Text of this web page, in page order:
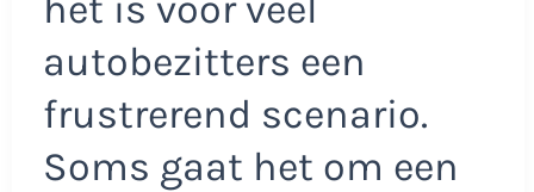
autobezitters een
frustrerend scenario.
Soms gaat het om een